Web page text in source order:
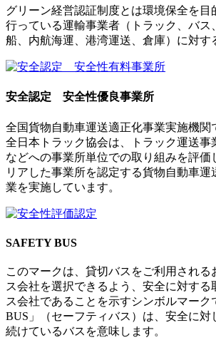
グリーン経営認証制度とは環境保全を目
行っている運輸事業者（トラック、バス
船、内航海運、港湾運送、倉庫）に対す
安全認定 安全性優良事業所
全国貨物自動車運送適正化事業実施機関
全日本トラック協会は、トラック運送事
などへの事業所単位での取り組みを評価
リアした事業所を認定する貨物自動車運
業を実施しています。
SAFETY BUS
このマークは、貸切バスをご利用される
ス会社を選択できるよう、安全に対する
ス会社であることを示すシンボルマーク
BUS」（セーフティバス）は、安全に対
続けているバスを意味します。